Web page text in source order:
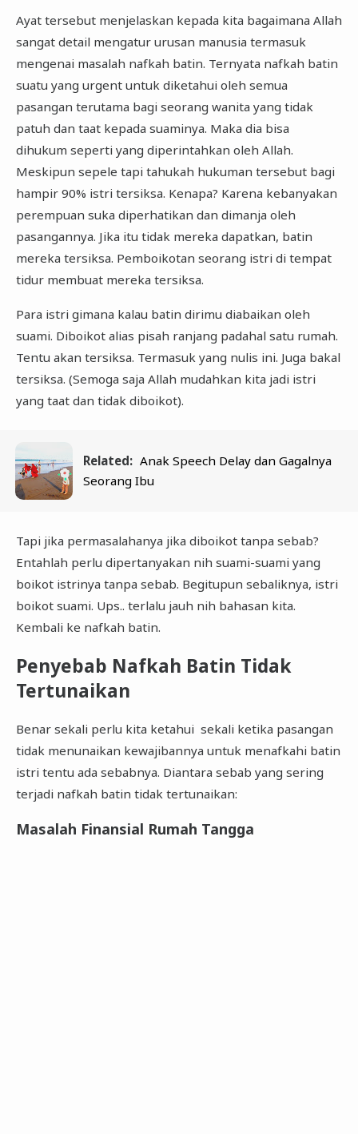
Ayat tersebut menjelaskan kepada kita bagaimana Allah
sangat detail mengatur urusan manusia termasuk
mengenai masalah nafkah batin. Ternyata nafkah batin
suatu yang urgent untuk diketahui oleh semua
pasangan terutama bagi seorang wanita yang tidak
patuh dan taat kepada suaminya. Maka dia bisa
dihukum seperti yang diperintahkan oleh Allah.
Meskipun sepele tapi tahukah hukuman tersebut bagi
hampir 90% istri tersiksa. Kenapa? Karena kebanyakan
perempuan suka diperhatikan dan dimanja oleh
pasangannya. Jika itu tidak mereka dapatkan, batin
mereka tersiksa. Pemboikotan seorang istri di tempat
tidur membuat mereka tersiksa.
Para istri gimana kalau batin dirimu diabaikan oleh
suami. Diboikot alias pisah ranjang padahal satu rumah.
Tentu akan tersiksa. Termasuk yang nulis ini. Juga bakal
tersiksa. (Semoga saja Allah mudahkan kita jadi istri
yang taat dan tidak diboikot).
Related: Anak Speech Delay dan Gagalnya
Seorang Ibu
Tapi jika permasalahanya jika diboikot tanpa sebab?
Entahlah perlu dipertanyakan nih suami-suami yang
boikot istrinya tanpa sebab. Begitupun sebaliknya, istri
boikot suami. Ups.. terlalu jauh nih bahasan kita.
Kembali ke nafkah batin.
Penyebab Nafkah Batin Tidak
Tertunaikan
Benar sekali perlu kita ketahui sekali ketika pasangan
tidak menunaikan kewajibannya untuk menafkahi batin
istri tentu ada sebabnya. Diantara sebab yang sering
terjadi nafkah batin tidak tertunaikan:
Masalah Finansial Rumah Tangga